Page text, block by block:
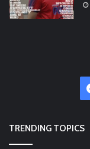
TRENDING TOPICS